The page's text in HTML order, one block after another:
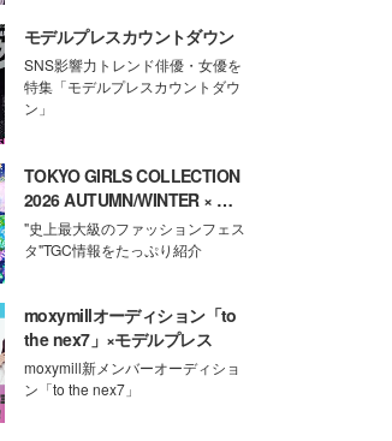
モデルプレスカウントダウン
SNS影響力トレンド俳優・女優を
特集「モデルプレスカウントダウ
ン」
TOKYO GIRLS COLLECTION
2026 AUTUMN/WINTER × モ
デルプレス
"史上最大級のファッションフェス
タ"TGC情報をたっぷり紹介
moxymillオーディション「to
the nex7」×モデルプレス
moxymill新メンバーオーディショ
ン「to the nex7」